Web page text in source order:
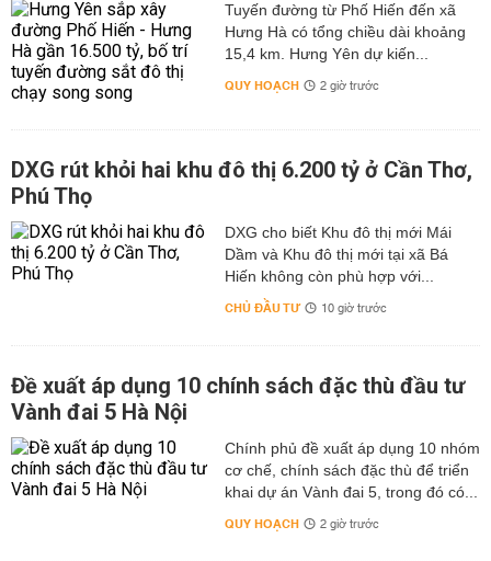
Tuyến đường từ Phố Hiến đến xã
Hưng Hà có tổng chiều dài khoảng
15,4 km. Hưng Yên dự kiến...
QUY HOẠCH 2 giờ trước
DXG rút khỏi hai khu đô thị 6.200 tỷ ở Cần Thơ,
Phú Thọ
DXG cho biết Khu đô thị mới Mái
Dầm và Khu đô thị mới tại xã Bá
Hiến không còn phù hợp với...
CHỦ ĐẦU TƯ 10 giờ trước
Đề xuất áp dụng 10 chính sách đặc thù đầu tư
Vành đai 5 Hà Nội
Chính phủ đề xuất áp dụng 10 nhóm
cơ chế, chính sách đặc thù để triển
khai dự án Vành đai 5, trong đó có...
QUY HOẠCH 2 giờ trước